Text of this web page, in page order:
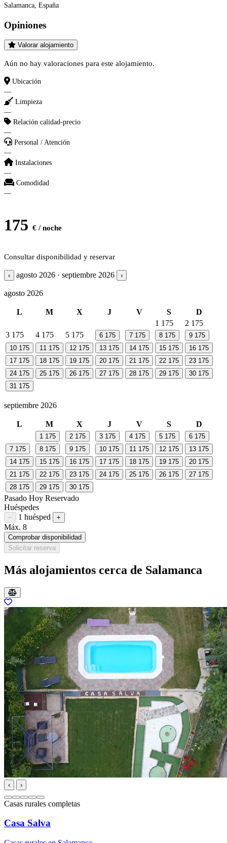
Salamanca, España
Opiniones
Valorar alojamiento
Aún no hay valoraciones para este alojamiento.
Ubicación
—
Limpieza
—
Relación calidad-precio
—
Personal / Atención
—
Instalaciones
—
Comodidad
—
175 € / noche
Consultar disponibilidad y reservar
‹ agosto 2026 · septiembre 2026 ›
agosto 2026
L M X J V S
D
1 175 2 175
3 175 4 175 5 175 6 175 7 175 8 175 9 175
10 175 11 175 12 175 13 175 14 175 15 175 16 175
17 175 18 175 19 175 20 175 21 175 22 175 23 175
24 175 25 175 26 175 27 175 28 175 29 175 30 175
31 175
septiembre 2026
L M X J V S D
1 175 2 175 3 175 4 175 5 175 6 175
7 175 8 175 9 175 10 175 11 175 12 175 13 175
14 175 15 175 16 175 17 175 18 175 19 175 20 175
21 175 22 175 23 175 24 175 25 175 26 175 27 175
28 175 29 175 30 175
Pasado Hoy Reservado
Huéspedes
Restar huésped
− 1 huésped Sumar huésped
+
Máx. 8
Comprobar disponibilidad
Solicitar reserva
Más alojamientos cerca de Salamanca
‹ ›
Casas rurales completas
Casa Salva